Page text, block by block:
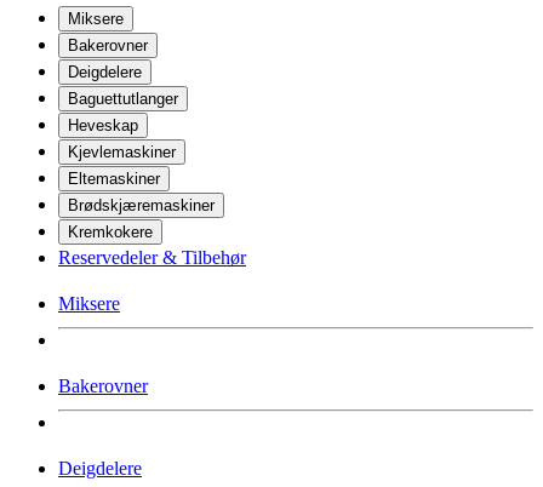
Miksere
Bakerovner
Deigdelere
Baguettutlanger
Heveskap
Kjevlemaskiner
Eltemaskiner
Brødskjæremaskiner
Kremkokere
Reservedeler & Tilbehør
Miksere
Bakerovner
Deigdelere